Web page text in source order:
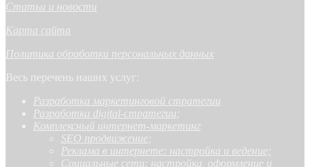
Статьи и новости
Карта сайта
Политика обработки персональных данных
Весь перечень наших услуг:
Разработка маркетинговой стратегии
Разработка digital-стратегии ;
Комплексный интернет-маркетинг
SEO продвижение ;
Реклама в интернете: настройка и ведение;
Социальные сети: настройка, оформление и